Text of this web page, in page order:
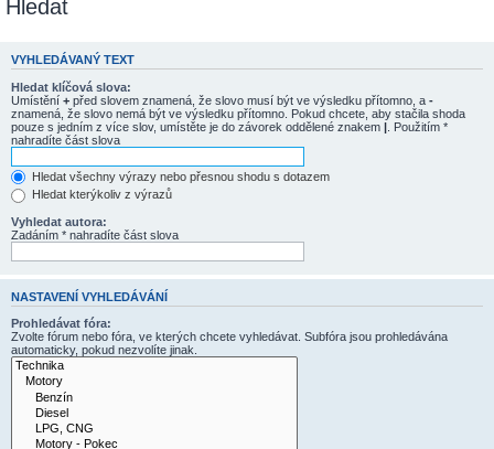
Hledat
VYHLEDÁVANÝ TEXT
Hledat klíčová slova:
Umístění + před slovem znamená, že slovo musí být ve výsledku přítomno, a -
znamená, že slovo nemá být ve výsledku přítomno. Pokud chcete, aby stačila shoda
pouze s jedním z více slov, umístěte je do závorek oddělené znakem | . Použitím *
nahradíte část slova
Hledat všechny výrazy nebo přesnou shodu s dotazem
Hledat kterýkoliv z výrazů
Vyhledat autora:
Zadáním * nahradíte část slova
NASTAVENÍ VYHLEDÁVÁNÍ
Prohledávat fóra:
Zvolte fórum nebo fóra, ve kterých chcete vyhledávat. Subfóra jsou prohledávána
automaticky, pokud nezvolíte jinak.